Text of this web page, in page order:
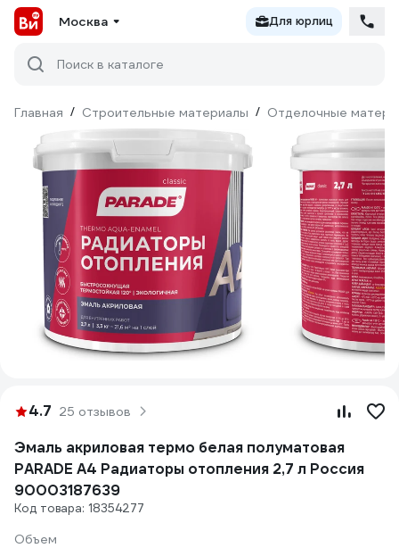
Москва Для юрлиц
Поиск в каталоге
Главная / Строительные материалы / Отделочные
4.7 25 отзывов
Эмаль акриловая термо белая полуматовая
PARADE А4 Радиаторы отопления 2,7 л Россия
90003187639
Код товара: 18354277
Объем